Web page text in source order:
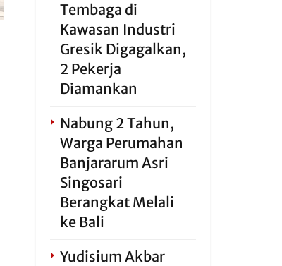
Tembaga di
Kawasan Industri
Gresik Digagalkan,
2 Pekerja
Diamankan
Nabung 2 Tahun,
Warga Perumahan
Banjararum Asri
Singosari
Berangkat Melali
ke Bali
Yudisium Akbar